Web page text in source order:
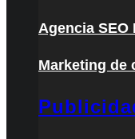
Agencia SEO
Marketing de